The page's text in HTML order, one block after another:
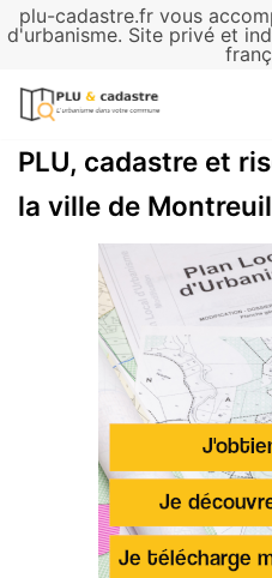
plu-cadastre.fr vous
d'urbanisme. Site privé et
Aller
contenu
PLU, cadastre et
la ville de